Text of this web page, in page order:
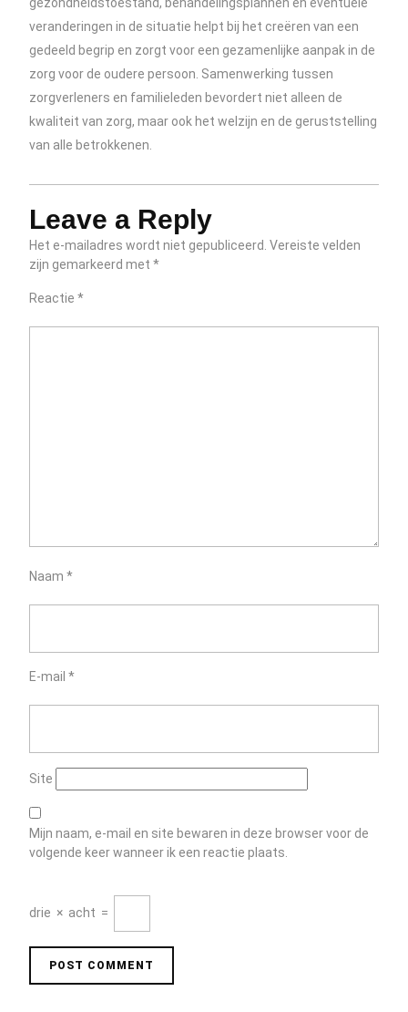
veranderingen in de situatie helpt bij het creëren van een
gedeeld begrip en zorgt voor een gezamenlijke aanpak in de
zorg voor de oudere persoon. Samenwerking tussen
zorgverleners en familieleden bevordert niet alleen de
kwaliteit van zorg, maar ook het welzijn en de geruststelling
van alle betrokkenen.
Leave a Reply
Het e-mailadres wordt niet gepubliceerd. Vereiste velden
zijn gemarkeerd met *
Reactie *
Naam *
E-mail *
Site
Mijn naam, e-mail en site bewaren in deze browser voor de
volgende keer wanneer ik een reactie plaats.
drie × acht =